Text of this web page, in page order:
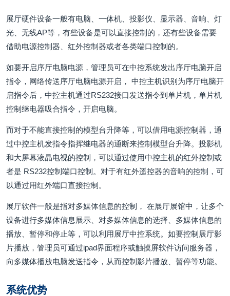
展厅硬件设备一般有电脑、一体机、投影仪、显示器、音响、灯
光、无线AP等，有些设备是可以直接控制的，还有些设备需要
借助电源控制器、红外控制器或者各类端口控制的。
如要开启序厅电脑电源，管理员可在中控系统发出序厅电脑开启
指令，网络传送序厅电脑电源开启， 中控主机识别为序厅电脑开
启指令后，中控主机通过RS232接口发送指令到单片机，单片机
控制继电器吸合指令，开启电脑。
而对于不能直接控制的模型台升降等，可以借用电源控制器，通
过中控主机发指令指挥继电器的通断来控制模型台升降。投影机
和大屏幕液晶电视的控制，可以通过使用中控主机的红外控制或
者是 RS232控制端口控制。对于有红外遥控器的音响的控制，可
以通过用红外端口直接控制。
展厅软件一般是指对多媒体信息的控制， 在展厅展馆中，让多个
设备进行多媒体信息展示、对多媒体信息的选择、多媒体信息的
播放、暂停和停止等，可以利用展厅中控系统。如要控制展厅影
片播放，管理员可通过ipad界面程序或触摸屏软件访问服务器，
向多媒体播放电脑发送指令，从而控制影片播放、暂停等功能。
系统优势